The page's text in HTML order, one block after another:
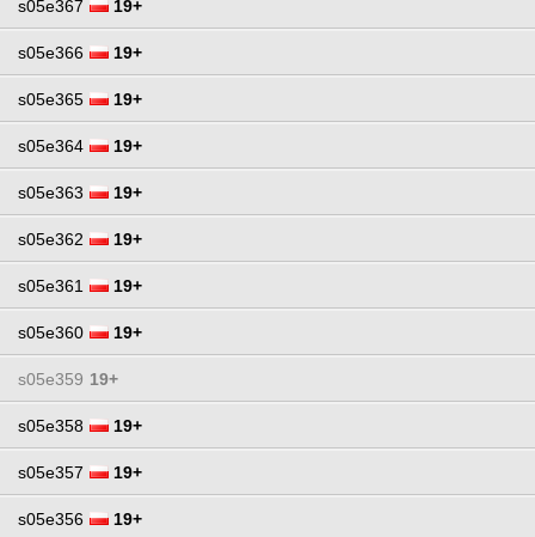
s05e367 19+
s05e366 19+
s05e365 19+
s05e364 19+
s05e363 19+
s05e362 19+
s05e361 19+
s05e360 19+
s05e359 19+
s05e358 19+
s05e357 19+
s05e356 19+